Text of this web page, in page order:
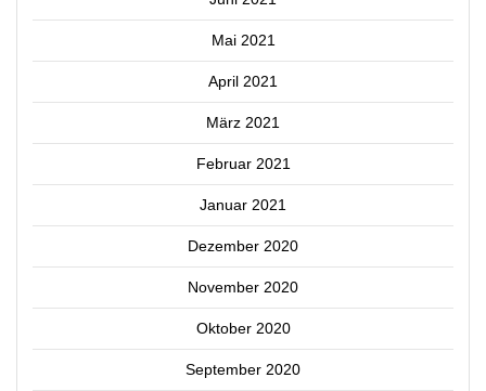
Mai 2021
April 2021
März 2021
Februar 2021
Januar 2021
Dezember 2020
November 2020
Oktober 2020
September 2020